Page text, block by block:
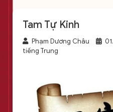
Tam Tự Kinh
Phạm Dương Châu
tiếng Trung